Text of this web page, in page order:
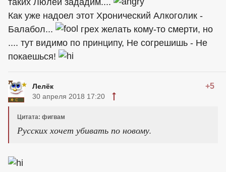
таких Люлей зададим....
Как уже надоел этот Хронический Алкоголик -
Балабол...
грех желать кому-то смерти, но
.... тут видимо по принципу, Не согрешишь - Не
покаешься!
Лелёк +5
30 апреля 2018 17:20
Цитата: фигвам
Русских хочет убивать по новому.